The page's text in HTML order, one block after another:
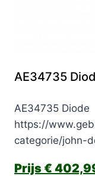
AE34735
AE34735 Diode
https://
categorie/john-
€